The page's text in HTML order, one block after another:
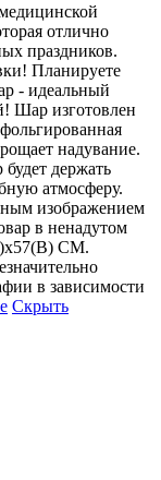
отлично
праздников.
Планируете
- идеальный
Шар изготовлен
надувание.
держать
атмосферу.
изображением
в ненадутом
СМ.
в зависимости
Скрыть